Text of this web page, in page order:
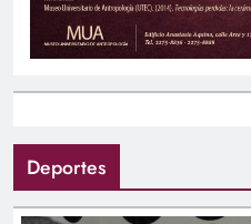
Deportes